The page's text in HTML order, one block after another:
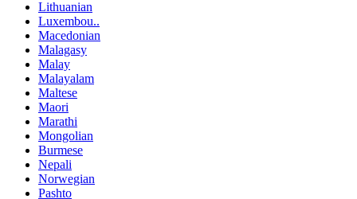
Lithuanian
Luxembou..
Macedonian
Malagasy
Malay
Malayalam
Maltese
Maori
Marathi
Mongolian
Burmese
Nepali
Norwegian
Pashto